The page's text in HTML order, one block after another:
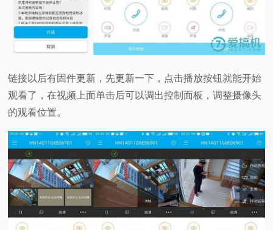
链接以后有固件更新，先更新一下，点击播放按钮就能开始
观看了，在视频上面单击后可以调出控制面板，调整摄像头
的观看位置。